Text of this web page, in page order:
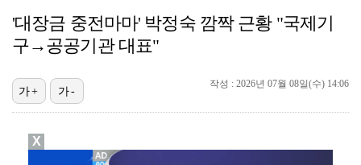
[ST포토] 도겸-민규-정한, '우리는 맨시티 팬'
'7번' 이강인, 한국 팬들 앞에서 AT마드리드 데뷔……
[ST포토] 이강인, '새 유니폼 어때요?'
'대장금 중전마마' 박정숙 깜짝 근황 "국제기
구→공공기관 대표"
작성 : 2026년 07월 08일(수) 14:06
가+ 가-
X